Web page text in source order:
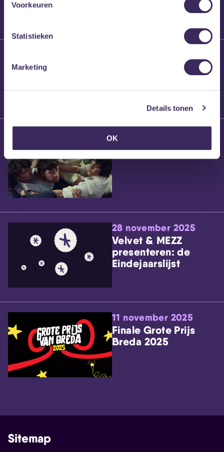
Voorkeuren
Statistieken
Marketing
Details tonen
OK
Brennt Vanneste
24 maart 2026
Willem’s Blog: Ão
28 november 2025
Velvet & MEZZ
presenteren: de
Eindejaarslijst
11 november 2025
Finale Grote Prijs
Breda 2025
Sitemap